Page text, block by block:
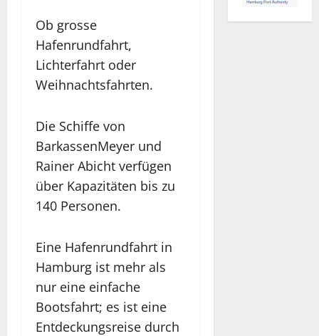
Ob grosse
Hafenrundfahrt,
Lichterfahrt oder
Weihnachtsfahrten.
Die Schiffe von
BarkassenMeyer und
Rainer Abicht verfügen
über Kapazitäten bis zu
140 Personen.
Eine Hafenrundfahrt in
Hamburg ist mehr als
nur eine einfache
Bootsfahrt; es ist eine
Entdeckungsreise durch